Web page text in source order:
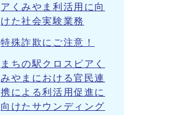
アくみやま利活用に向
けた社会実験業務
特殊詐欺にご注意！
まちの駅クロスピアく
みやまにおける官民連
携による利活用促進に
向けたサウンディング